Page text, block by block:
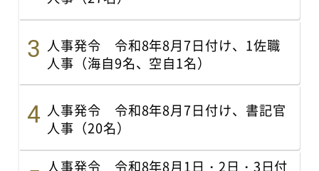
人事発令 令和8年8月7日付け、1佐職
人事（海自9名、空自1名）
人事発令 令和8年8月7日付け、書記官
人事（20名）
人事発令 令和8年8月1日・2日・3日付